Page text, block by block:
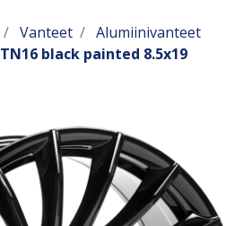
Vanteet
Alumiinivanteet
TN16 black painted 8.5x19